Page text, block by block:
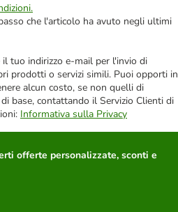
che l'articolo ha avuto negli ultimi
tuo indirizzo e-mail per l'invio di
prodotti o servizi simili. Puoi opporti in
alcun costo, se non quelli di
base, contattando il Servizio Clienti di
Informativa sulla Privacy
offerte personalizzate, sconti e